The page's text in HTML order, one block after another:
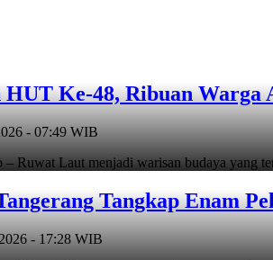
HUT Ke-48, Ribuan
- 07:49 WIB
– Ruwat Laut menjadi warisan budaya yang
Tangkap Enam
- 17:28 WIB